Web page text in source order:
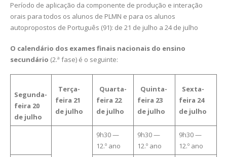
Período de aplicação da componente de produção e interação
orais para todos os alunos de PLMN e para os alunos
autopropostos de Português (91): de 21 de julho a 24 de julho
O calendário dos exames finais nacionais do ensino
secundário (2.ª fase) é o seguinte:
Segunda-
feira 20
de julho
Terça-
feira 21
de julho
Quarta-
feira 22
de julho
Quinta-
feira 23
de julho
Sexta-
feira 24
de julho
9h30 —
12.º ano
9h30 —
12.º ano
9h30 —
12.º ano